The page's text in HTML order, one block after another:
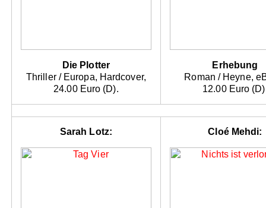
Die Plotter
Thriller / Europa, Hardcover,
24.00 Euro (D).
Erhebung
Roman / Heyne,
12.00 Euro
Sarah Lotz: Cloé Mehdi: